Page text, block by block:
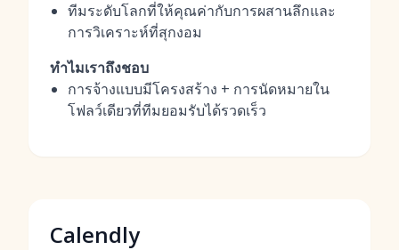
ทีมระดับโลกที่ให้คุณค่ากับการผสานลึกและ
การวิเคราะห์ที่สุกงอม
ทำไมเราถึงชอบ
การจ้างแบบมีโครงสร้าง + การนัดหมายใน
โฟลว์เดียวที่ทีมยอมรับได้รวดเร็ว
Calendly